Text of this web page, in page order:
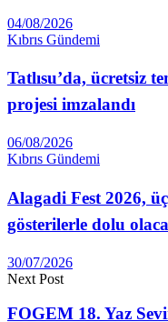
04/08/2026
Kıbrıs Gündemi
Tatlısu’da, ücretsiz
projesi imzalandı
06/08/2026
Kıbrıs Gündemi
Alagadi Fest 2026,
gösterilerle dolu
30/07/2026
Next Post
FOGEM 18. Yaz